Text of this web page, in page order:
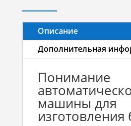
Описание
Дополнительная
Понимание
машины для
изготовления